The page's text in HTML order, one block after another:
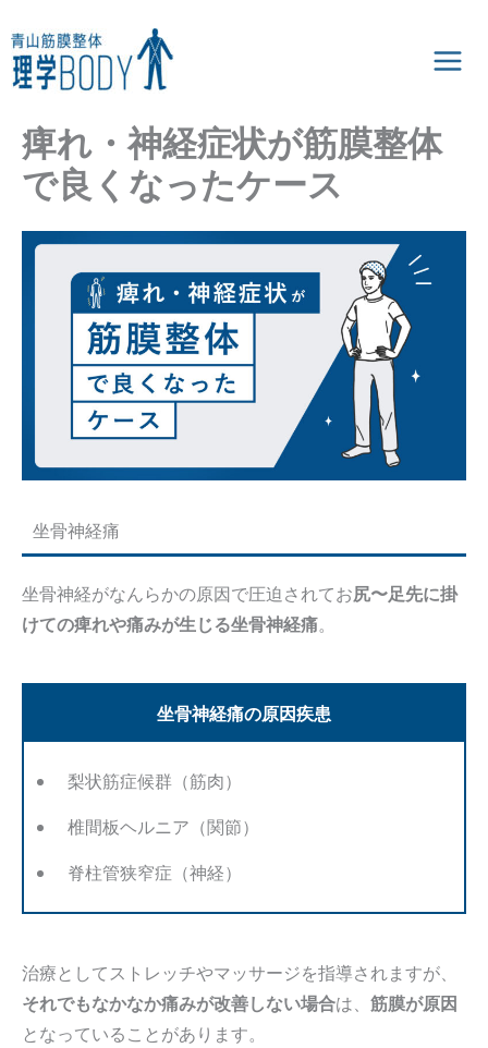
容
を
ス
痺れ・神経症状が筋膜整体
で良くなったケース
坐骨神経痛
坐骨神経がなんらかの原因で圧迫されてお尻〜足先に掛
けての痺れや痛みが生じる坐骨神経痛。
坐骨神経痛の原因疾患
梨状筋症候群（筋肉）
椎間板ヘルニア（関節）
脊柱管狭窄症（神経）
治療としてストレッチやマッサージを指導されますが、
それでもなかなか痛みが改善しない場合は、 筋膜が原因
となっていることがあります。